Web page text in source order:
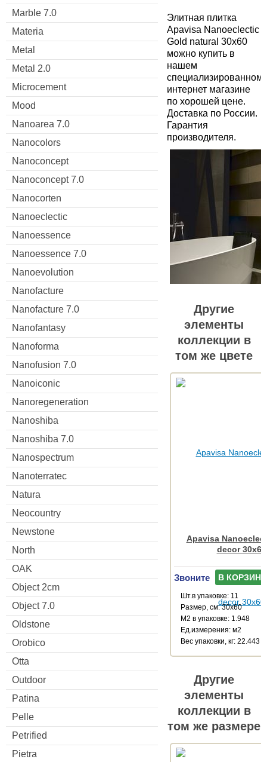
Marble 7.0
Materia
Metal
Metal 2.0
Microcement
Mood
Nanoarea 7.0
Nanocolors
Nanoconcept
Nanoconcept 7.0
Nanocorten
Nanoeclectic
Nanoessence
Nanoessence 7.0
Nanoevolution
Nanofacture
Nanofacture 7.0
Nanofantasy
Nanoforma
Nanofusion 7.0
Nanoiconic
Nanoregeneration
Nanoshiba
Nanoshiba 7.0
Nanospectrum
Nanoterratec
Natura
Neocountry
Newstone
North
OAK
Object 2cm
Object 7.0
Oldstone
Orobico
Otta
Outdoor
Patina
Pelle
Petrified
Pietra
Элитная плитка
Apavisa Nanoeclectic
Gold natural 30x60
можно купить в
нашем
специализированном
интернет магазине
по хорошей цене.
Доставка по России.
Гарантия
производителя.
Другие
элементы
коллекции в
том же цвете
Apavisa
decor 30x60
Звоните В КОРЗИНУ
Шт.в упаковке: 11
Размер, см: 30x60
М2 в упаковке: 1.948
Ед.измерения: м2
Веc упаковки, кг: 22.443
Другие
элементы
коллекции в
том же размере